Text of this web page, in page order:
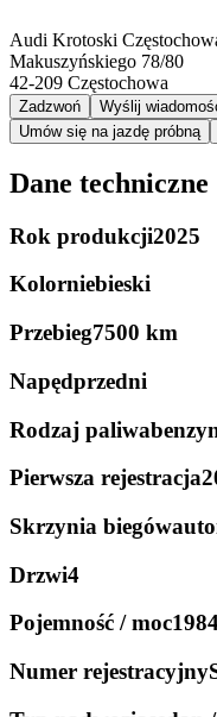
Audi Krotoski
Makuszyńskiego 78/80
42-209 Częstochowa
Zadzwoń
Wyślij
Umów się na jazdę próbną
Dane techniczne
Rok produkcji2025
Kolorniebieski
Przebieg7500 km
Napędprzedni
Rodzaj paliwa
Pierwsza rejestracja
Skrzynia biegów
Drzwi4
Pojemność / moc
Numer rejestracyjny